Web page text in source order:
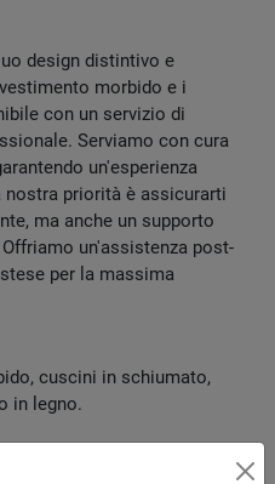
design distintivo e
morbido e i
con un servizio di
Serviamo con cura
un'esperienza
priorità è assicurarti
ma anche un supporto
un'assistenza post-
per la massima
cuscini in schiumato,
in legno.